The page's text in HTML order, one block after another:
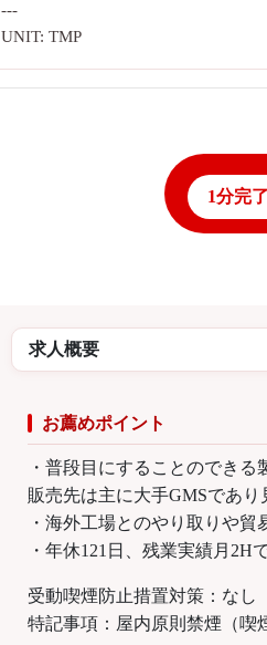
---
UNIT: TMP
1分完
求人概要
お薦めポイント
・普段目にすることのでき
販売先は主に大手GMSであり
・海外工場とのやり取りや貿
・年休121日、残業実績月2H
受動喫煙防止措置対策：なし
特記事項：屋内原則禁煙（喫